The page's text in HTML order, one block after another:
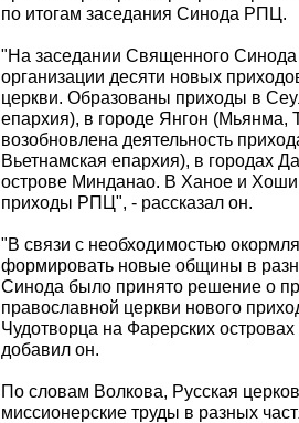
по итогам заседания Синода РПЦ.
"На заседании Священного
организации десяти новых
церкви. Образованы приходы в
епархия), в городе Янгон (Мьянма,
возобновлена деятельность
Вьетнамская епархия), в городах
острове Минданао. В Ханое и
приходы РПЦ", - рассказал он.
"В связи с необходимостью
формировать новые общины в
Синода было принято решение о
православной церкви нового
Чудотворца на Фарерских
добавил он.
По словам Волкова, Русская
миссионерские труды в разных